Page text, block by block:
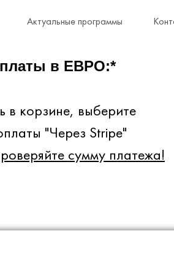
Актуальные программы
в ЕВРО:*
в корзине, выберите
"Через Stripe"
сумму платежа!